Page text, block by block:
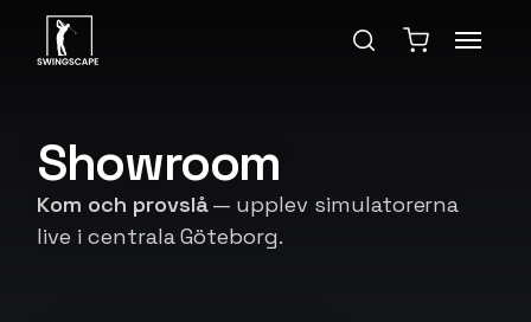
Showroom
Kom och provslå— upplev simulatorerna
live i centrala Göteborg.